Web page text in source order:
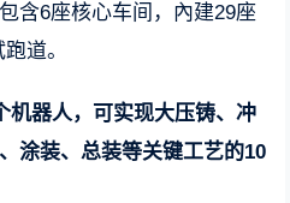
含6座核心车间，內建29座
道。
机器人，可实现大压铸、冲
涂装、总装等关键工艺的10